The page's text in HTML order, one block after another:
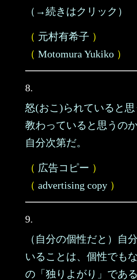
（→続きはクリック）
（ 元村有希子 ）
（ Motomura Yukiko ）
8.
怒(おこ)られていると思
教わっていると思うのか
自分次第だ。
（ 広告コピー ）
（ advertising copy ）
9.
（自分の個性だと）自
いることは、個性でも
の「独りよがり」である